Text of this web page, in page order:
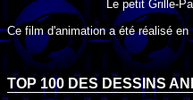
Le petit Grille-
Ce film d'animation a été réalisé en
TOP 100 DES DESSINS